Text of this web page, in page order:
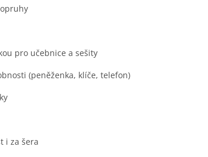
pro učebnice a sešity
(peněženka, klíče, telefon)
i za šera